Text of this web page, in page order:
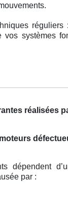
réguliers
vos systèmes
réalisées
dépendent
par :